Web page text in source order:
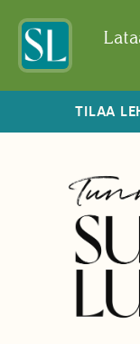
TILAA